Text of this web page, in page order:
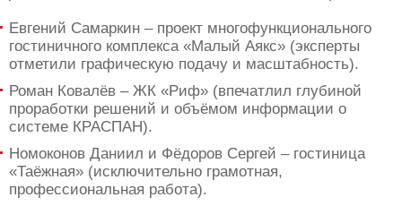
Евгений Самаркин – проект многофункционального
гостиничного комплекса «Малый Аякс» (эксперты
отметили графическую подачу и масштабность).
Роман Ковалёв – ЖК «Риф» (впечатлил глубиной
проработки решений и объёмом информации о
системе КРАСПАН).
Номоконов Даниил и Фёдоров Сергей – гостиница
«Таёжная» (исключительно грамотная,
профессиональная работа).